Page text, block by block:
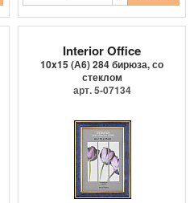
Interior Office
10x15 (А6) 284 бирюза, со
стеклом
арт. 5-07134